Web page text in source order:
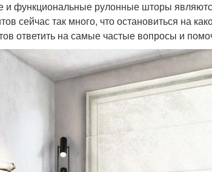
и функциональные рулонные шторы
сейчас так много, что остановиться на
ответить на самые частые вопросы и